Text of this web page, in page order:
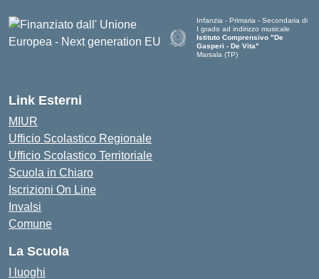
Infanzia - Primaria - Secondaria di
I grado ad indirizzo musicale
Istituto Comprensivo "De
Gasperi - De Vita"
Marsala (TP)
Link Esterni
MIUR
Ufficio Scolastico Regionale
Ufficio Scolastico Territoriale
Scuola in Chiaro
Iscrizioni On Line
Invalsi
Comune
La Scuola
I luoghi